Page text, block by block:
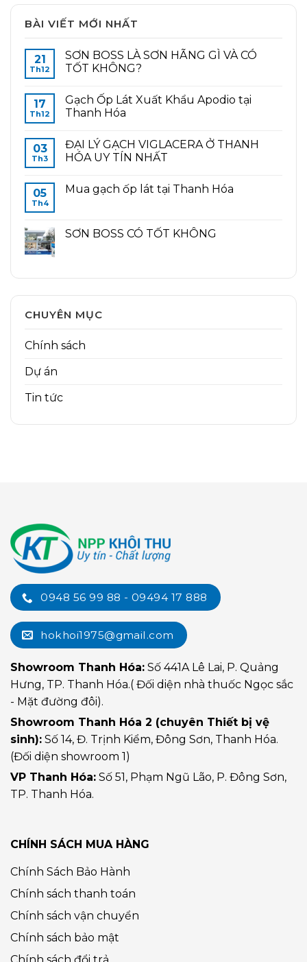
BÀI VIẾT MỚI NHẤT
21
Th12
SƠN BOSS LÀ SƠN HÃNG GÌ VÀ CÓ
TỐT KHÔNG?
17
Th12
Gạch Ốp Lát Xuất Khẩu Apodio tại
Thanh Hóa
03
Th3
ĐẠI LÝ GẠCH VIGLACERA Ở THANH
HÓA UY TÍN NHẤT
05
Th4
Mua gạch ốp lát tại Thanh Hóa
SƠN BOSS CÓ TỐT KHÔNG
CHUYÊN MỤC
Chính sách
Dự án
Tin tức
0948 56 99 88 - 09494 17 888
hokhoi1975@gmail.com
Showroom Thanh Hóa: Số 441A Lê Lai, P. Quảng
Hưng, TP. Thanh Hóa.( Đối diện nhà thuốc Ngọc sắc
- Mặt đường đôi).
Showroom Thanh Hóa 2 (chuyên Thiết bị vệ
sinh): Số 14, Đ. Trịnh Kiểm, Đông Sơn, Thanh Hóa.
(Đối diện showroom 1)
VP Thanh Hóa: Số 51, Phạm Ngũ Lão, P. Đông Sơn,
TP. Thanh Hóa.
CHÍNH SÁCH MUA HÀNG
Chính Sách Bảo Hành
Chính sách thanh toán
Chính sách vận chuyển
Chính sách bảo mật